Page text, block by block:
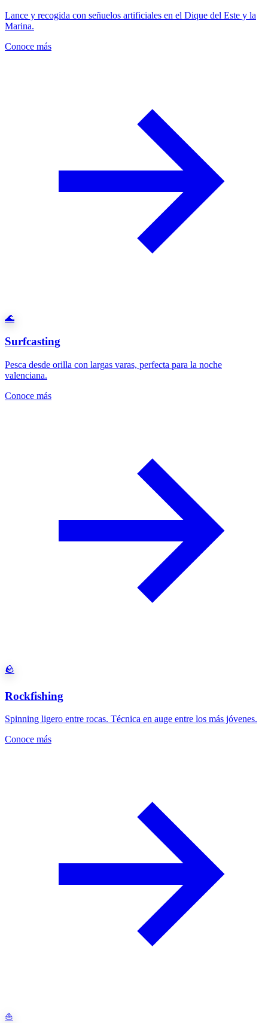
Lance y recogida con señuelos artificiales en el Dique del Este y la
Marina.
Conoce más
🌊
Surfcasting
Pesca desde orilla con largas varas, perfecta para la noche
valenciana.
Conoce más
🪨
Rockfishing
Spinning ligero entre rocas. Técnica en auge entre los más jóvenes.
Conoce más
⛵